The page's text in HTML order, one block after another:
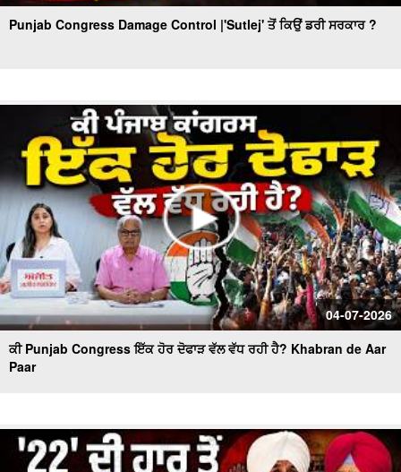
Punjab Congress Damage Control |'Sutlej' ਤੋਂ ਕਿਉਂ ਡਰੀ ਸਰਕਾਰ ?
04-07-2026
ਕੀ Punjab Congress ਇੱਕ ਹੋਰ ਦੋਫਾੜ ਵੱਲ ਵੱਧ ਰਹੀ ਹੈ? Khabran de Aar
Paar